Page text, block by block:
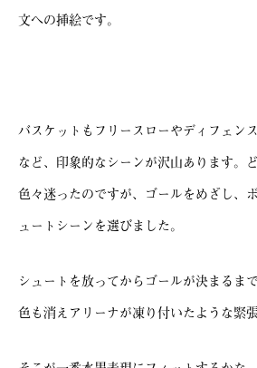
文への挿絵です。
バスケットもフリースローやディフェン
など、印象的なシーンが沢山あります。
色々迷ったのですが、ゴールをめざし、
ュートシーンを選びました。
シュートを放ってからゴールが決まるま
色も消えアリーナが凍り付いたような緊